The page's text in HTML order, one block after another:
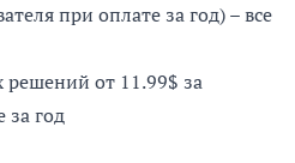
при оплате за год) – все
от 11.99$ за
за год